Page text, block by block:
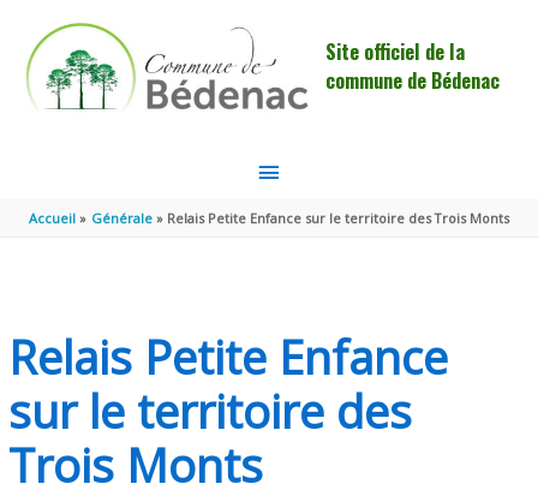
Site officiel de la
commune de Bédenac
MENU
PRINCIPAL
Accueil Générale Relais Petite Enfance sur le territoire des Trois Monts
Relais Petite Enfance
sur le territoire des
Trois Monts